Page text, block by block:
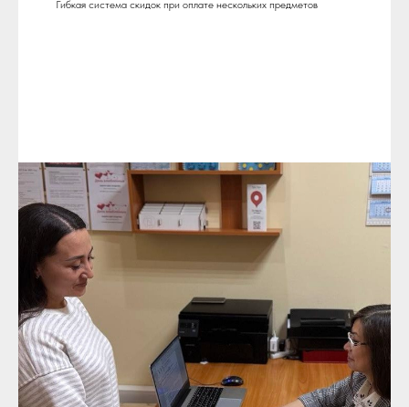
Гибкая система скидок при оплате нескольких предметов